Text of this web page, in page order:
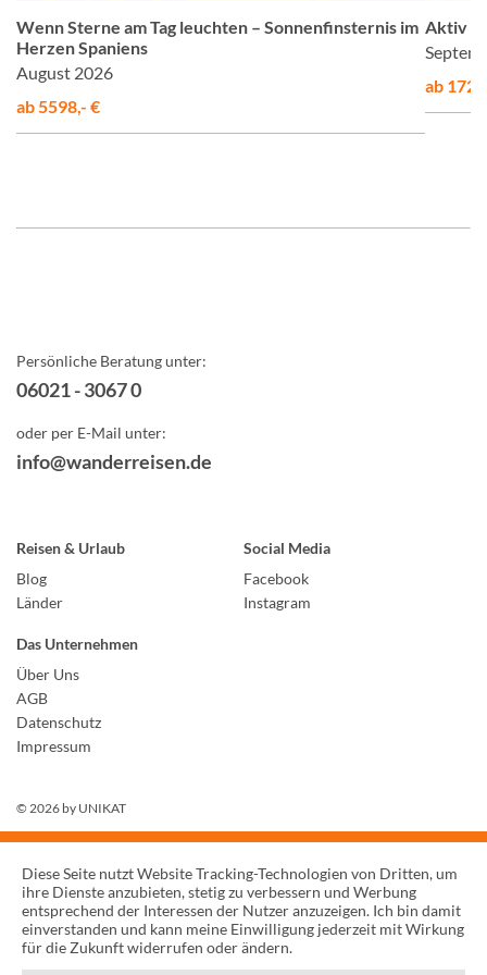
Wenn Sterne am Tag leuchten – Sonnenfinsternis im
Herzen Spaniens
August 2026
ab 5598,- €
Aktiv &
ab
Persönliche Beratung unter:
06021 - 3067 0
oder per E-Mail unter:
info@wanderreisen.de
Reisen & Urlaub
Blog
Länder
Social Media
Facebook
Instagram
Das Unternehmen
Über Uns
AGB
Datenschutz
Impressum
© 2026 by UNIKAT
Diese Seite nutzt Website Tracking-Technologien von Dritten, um
ihre Dienste anzubieten, stetig zu verbessern und Werbung
entsprechend der Interessen der Nutzer anzuzeigen. Ich bin damit
einverstanden und kann meine Einwilligung jederzeit mit Wirkung
für die Zukunft widerrufen oder ändern.